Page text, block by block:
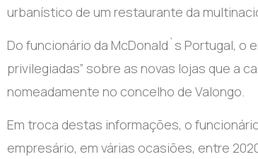
urbanístico de um restaurante da
Do funcionário da McDonald`s Portugal, o
privilegiadas” sobre as novas lojas que a
nomeadamente no concelho de Valongo.
Em troca destas informações, o
empresário, em várias ocasiões, entre